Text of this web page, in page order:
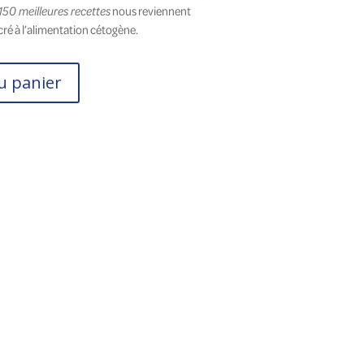
meilleures recettesnous reviennent
à l’alimentation cétogène.
panier